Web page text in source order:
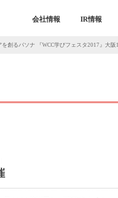
会社情報 IR情報
創るパソナ 『WCC学びフェスタ2017』大